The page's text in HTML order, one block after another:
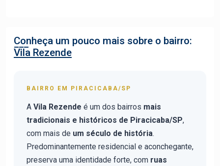
Conheça um pouco mais sobre o bairro:
Vila Rezende
BAIRRO EM PIRACICABA/SP
A Vila Rezende é um dos bairros mais
tradicionais e históricos de Piracicaba/SP,
com mais de um século de história.
Predominantemente residencial e aconchegante,
preserva uma identidade forte, com ruas